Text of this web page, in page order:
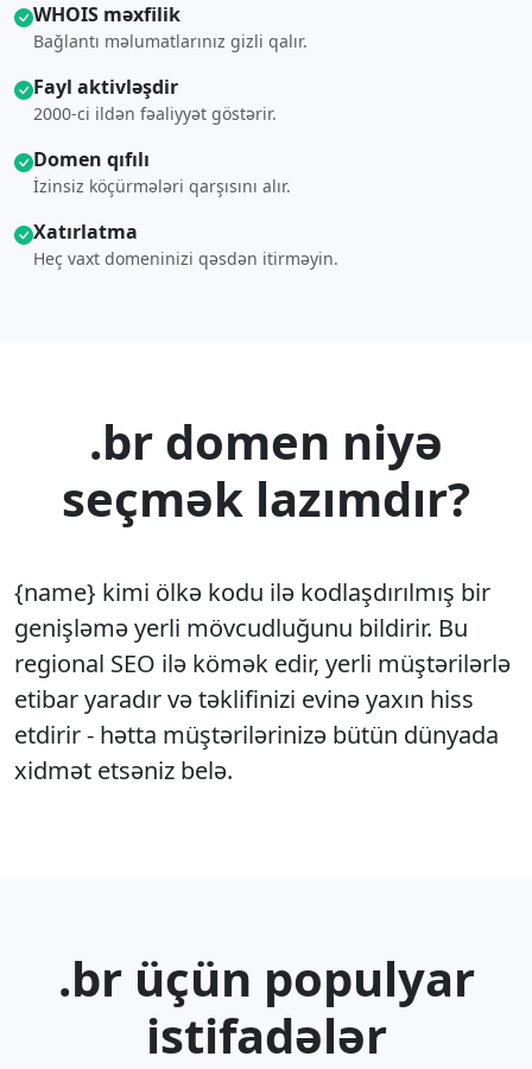
WHOIS məxfilik
Bağlantı məlumatlarınız gizli qalır.
Fayl aktivləşdir
2000-ci ildən fəaliyyət göstərir.
Domen qıfılı
İzinsiz köçürmələri qarşısını alır.
Xatırlatma
Heç vaxt domeninizi qəsdən itirməyin.
.br domen niyə
seçmək lazımdır?
{name} kimi ölkə kodu ilə kodlaşdırılmış bir
genişləmə yerli mövcudluğunu bildirir. Bu
regional SEO ilə kömək edir, yerli müştərilərlə
etibar yaradır və təklifinizi evinə yaxın hiss
etdirir - hətta müştərilərinizə bütün dünyada
xidmət etsəniz belə.
.br üçün populyar
istifadələr